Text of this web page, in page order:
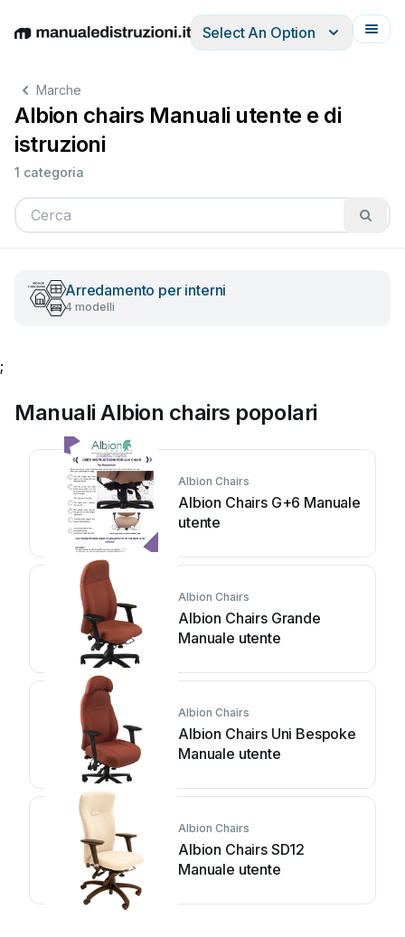
EnglishDeutschEspañolItalianoFrançais
Select An Option
Marche
Albion chairs Manuali utente e di
istruzioni
1 categoria
Arredamento per interni
4 modelli
;
Manuali Albion chairs popolari
Albion Chairs
Albion Chairs G+6 Manuale
utente
Albion Chairs
Albion Chairs Grande
Manuale utente
Albion Chairs
Albion Chairs Uni Bespoke
Manuale utente
Albion Chairs
Albion Chairs SD12
Manuale utente